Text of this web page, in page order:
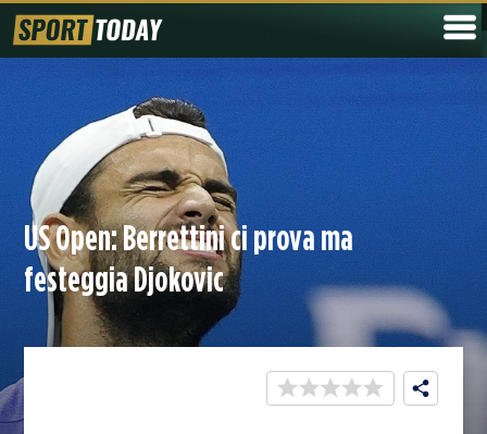
US Open: Berrettini ci prova ma
festeggia Djokovic